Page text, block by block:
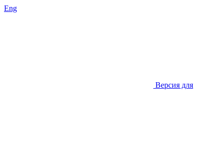
Eng
Версия для